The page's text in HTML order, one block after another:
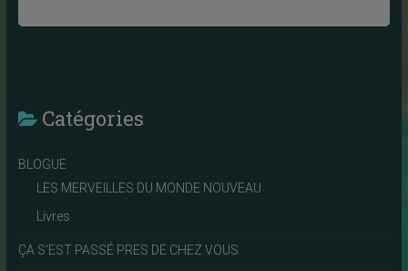
Catégories
BLOGUE
LES MERVEILLES DU MONDE NOUVEAU
Livres
ÇA S'EST PASSÉ PRES DE CHEZ VOUS